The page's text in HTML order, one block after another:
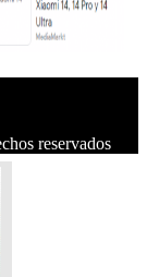
reservados